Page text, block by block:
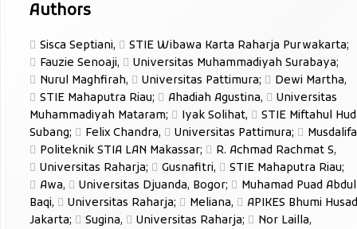
Authors
Sisca Septiani, STIE Wibawa Karta Raharja Purwakarta;
Fauzie Senoaji, Universitas Muhammadiyah Surabaya;
Nurul Maghfirah, Universitas Pattimura; Dewi Martha,
STIE Mahaputra Riau; Ahadiah Agustina,
Universitas
Muhammadiyah Mataram; Iyak Solihat,
STIE Miftahul
Subang; Felix Chandra, Universitas Pattimura;
Politeknik STIA LAN Makassar; R. Achmad Rachmat S,
Universitas Raharja; Gusnafitri, STIE Mahaputra Riau;
Awa, Universitas Djuanda, Bogor;
Muhamad Puad Abdul
Baqi, Universitas Raharja; Meliana,
APIKES Bhumi
Jakarta; Sugina, Universitas Raharja; Nor Lailla,